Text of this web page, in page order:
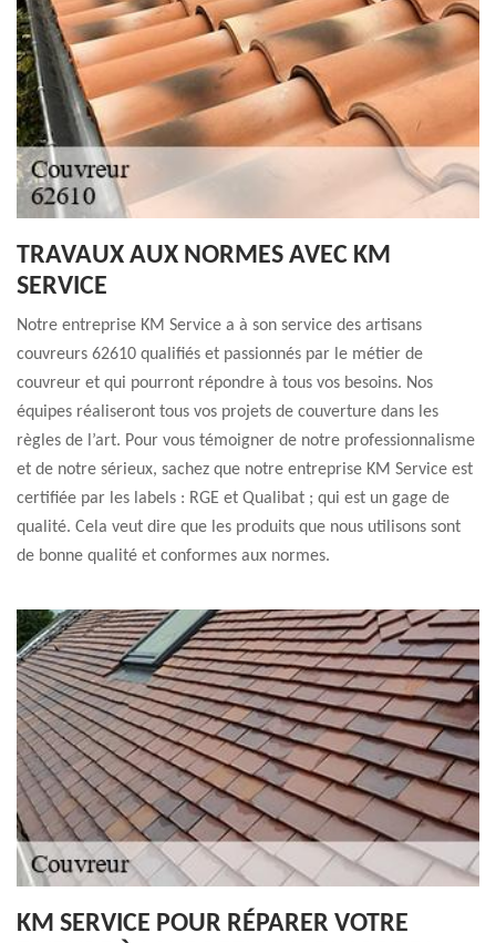
TRAVAUX AUX NORMES AVEC KM
SERVICE
Notre entreprise KM Service a à son service des artisans
couvreurs 62610 qualifiés et passionnés par le métier de
couvreur et qui pourront répondre à tous vos besoins. Nos
équipes réaliseront tous vos projets de couverture dans les
règles de l’art. Pour vous témoigner de notre professionnalisme
et de notre sérieux, sachez que notre entreprise KM Service est
certifiée par les labels : RGE et Qualibat ; qui est un gage de
qualité. Cela veut dire que les produits que nous utilisons sont
de bonne qualité et conformes aux normes.
KM SERVICE POUR RÉPARER VOTRE